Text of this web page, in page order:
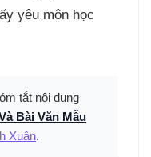
yêu môn học
tắt nội dung
Bài Văn Mẫu
Xuân.